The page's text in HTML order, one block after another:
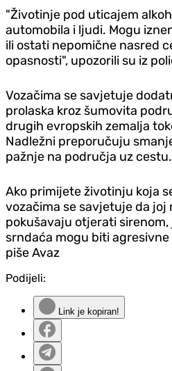
"Životinje pod uticajem
automobila i ljudi. Mogu
ili ostati nepomične nasred
opasnosti", upozorili su iz
Vozačima se savjetuje
prolaska kroz šumovita
drugih evropskih zemalja
Nadležni preporučuju
pažnje na područja uz cestu.
Ako primijete životinju koja
vozačima se savjetuje da joj
pokušavaju otjerati
srndaća mogu biti
piše Avaz
Podijeli:
Link je kopiran!